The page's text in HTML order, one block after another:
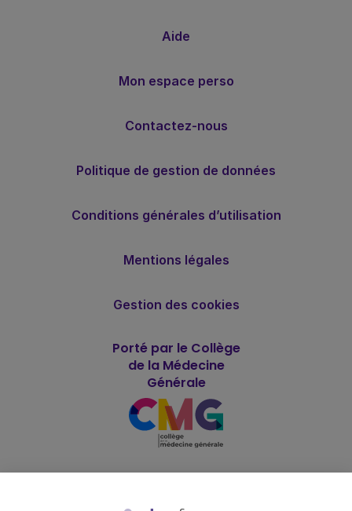
Aide
Mon espace perso
Contactez-nous
Politique de gestion de données
Conditions générales d’utilisation
Mentions légales
Gestion des cookies
Porté par le Collège
de la Médecine
Générale